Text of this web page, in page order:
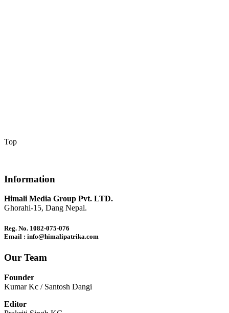
Top
Information
Himali Media Group Pvt. LTD.
Ghorahi-15, Dang Nepal.
Reg. No. 1082-075-076
Email : info@himalipatrika.com
Our Team
Founder
Kumar Kc / Santosh Dangi
Editor